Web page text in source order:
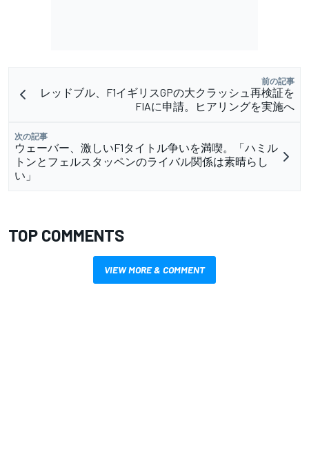
前の記事
レッドブル、F1イギリスGPの大クラッシュ再検証を
FIAに申請。ヒアリングを実施へ
次の記事
ウェーバー、激しいF1タイトル争いを満喫。「ハミル
トンとフェルスタッペンのライバル関係は素晴らし
い」
TOP COMMENTS
VIEW MORE & COMMENT